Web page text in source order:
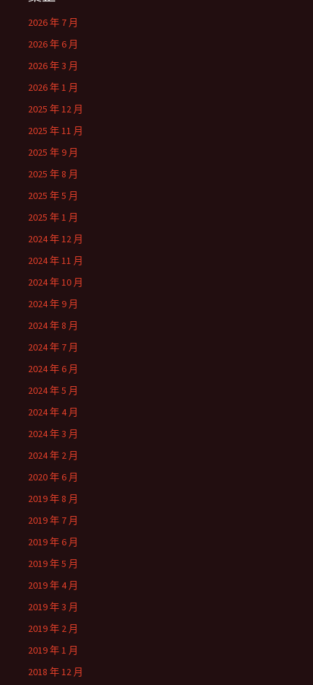
2026 年 7 月
2026 年 6 月
2026 年 3 月
2026 年 1 月
2025 年 12 月
2025 年 11 月
2025 年 9 月
2025 年 8 月
2025 年 5 月
2025 年 1 月
2024 年 12 月
2024 年 11 月
2024 年 10 月
2024 年 9 月
2024 年 8 月
2024 年 7 月
2024 年 6 月
2024 年 5 月
2024 年 4 月
2024 年 3 月
2024 年 2 月
2020 年 6 月
2019 年 8 月
2019 年 7 月
2019 年 6 月
2019 年 5 月
2019 年 4 月
2019 年 3 月
2019 年 2 月
2019 年 1 月
2018 年 12 月